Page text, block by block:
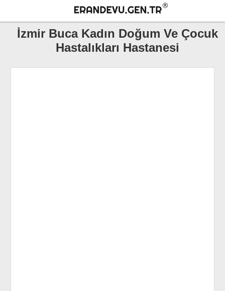
İzmir Buca Kadın Doğum Ve Çocuk
Hastalıkları Hastanesi